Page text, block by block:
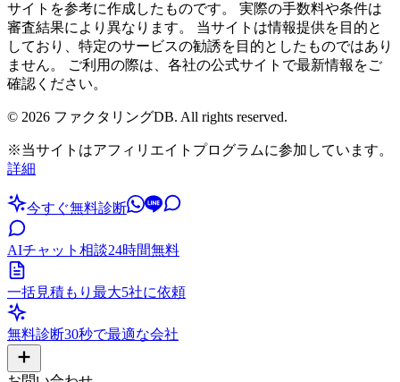
サイトを参考に作成したものです。 実際の手数料や条件は
審査結果により異なります。 当サイトは情報提供を目的と
しており、特定のサービスの勧誘を目的としたものではあり
ません。 ご利用の際は、各社の公式サイトで最新情報をご
確認ください。
© 2026 ファクタリングDB. All rights reserved.
※当サイトはアフィリエイトプログラムに参加しています。
詳細
今すぐ無料診断
AIチャット相談24時間無料
一括見積もり 最大5社に依頼
無料診断30秒で最適な会社